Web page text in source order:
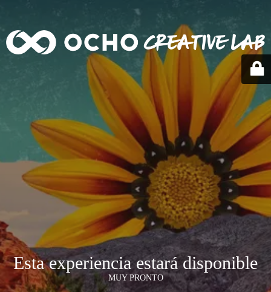
Esta experiencia estará disponible
MUY PRONTO